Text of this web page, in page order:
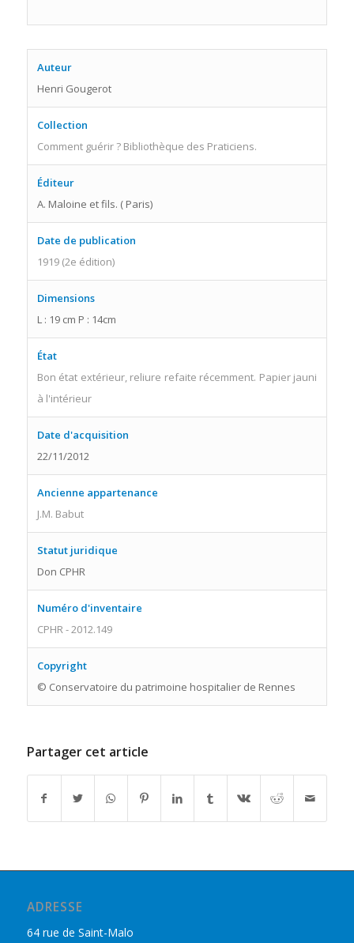
Auteur
Henri Gougerot
Collection
Comment guérir ? Bibliothèque des Praticiens.
Éditeur
A. Maloine et fils. ( Paris)
Date de publication
1919 (2e édition)
Dimensions
L : 19 cm P : 14cm
État
Bon état extérieur, reliure refaite récemment. Papier jauni
à l'intérieur
Date d'acquisition
22/11/2012
Ancienne appartenance
J.M. Babut
Statut juridique
Don CPHR
Numéro d'inventaire
CPHR - 2012.149
Copyright
© Conservatoire du patrimoine hospitalier de Rennes
Partager cet article
ADRESSE
64 rue de Saint-Malo